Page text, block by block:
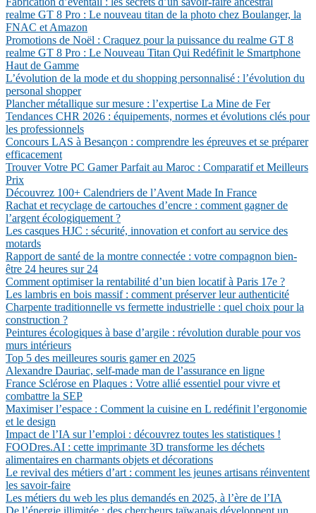
realme GT 8 Pro : Le nouveau titan de la photo chez Boulanger, la
FNAC et Amazon
Promotions de Noël : Craquez pour la puissance du realme GT 8
realme GT 8 Pro : Le Nouveau Titan Qui Redéfinit le Smartphone
Haut de Gamme
L’évolution de la mode et du shopping personnalisé : l’évolution du
personal shopper
Plancher métallique sur mesure : l’expertise La Mine de Fer
Tendances CHR 2026 : équipements, normes et évolutions clés pour
les professionnels
Concours LAS à Besançon : comprendre les épreuves et se préparer
efficacement
Trouver Votre PC Gamer Parfait au Maroc : Comparatif et Meilleurs
Prix
Découvrez 100+ Calendriers de l’Avent Made In France
Rachat et recyclage de cartouches d’encre : comment gagner de
l’argent écologiquement ?
Les casques HJC : sécurité, innovation et confort au service des
motards
Rapport de santé de la montre connectée : votre compagnon bien-
être 24 heures sur 24
Comment optimiser la rentabilité d’un bien locatif à Paris 17e ?
Les lambris en bois massif : comment préserver leur authenticité
Charpente traditionnelle vs fermette industrielle : quel choix pour la
construction ?
Peintures écologiques à base d’argile : révolution durable pour vos
murs intérieurs
Top 5 des meilleures souris gamer en 2025
Alexandre Dauriac, self-made man de l’assurance en ligne
France Sclérose en Plaques : Votre allié essentiel pour vivre et
combattre la SEP
Maximiser l’espace : Comment la cuisine en L redéfinit l’ergonomie
et le design
Impact de l’IA sur l’emploi : découvrez toutes les statistiques !
FOODres.AI : cette imprimante 3D transforme les déchets
alimentaires en charmants objets et décorations
Le revival des métiers d’art : comment les jeunes artisans réinventent
les savoir-faire
Les métiers du web les plus demandés en 2025, à l’ère de l’IA
De l’énergie illimitée : des chercheurs taïwanais développent un